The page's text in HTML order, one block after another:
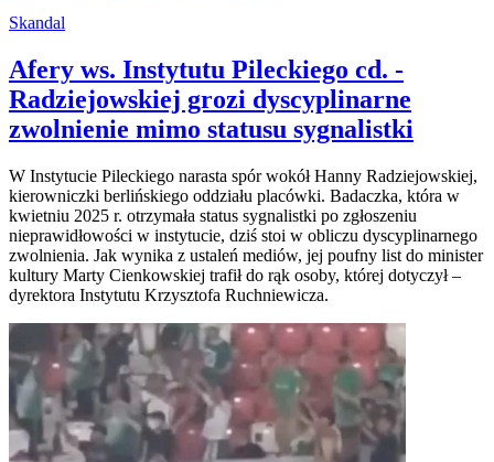
Skandal
Afery ws. Instytutu Pileckiego cd. -
Radziejowskiej grozi dyscyplinarne
zwolnienie mimo statusu sygnalistki
W Instytucie Pileckiego narasta spór wokół Hanny Radziejowskiej,
kierowniczki berlińskiego oddziału placówki. Badaczka, która w
kwietniu 2025 r. otrzymała status sygnalistki po zgłoszeniu
nieprawidłowości w instytucie, dziś stoi w obliczu dyscyplinarnego
zwolnienia. Jak wynika z ustaleń mediów, jej poufny list do minister
kultury Marty Cienkowskiej trafił do rąk osoby, której dotyczył –
dyrektora Instytutu Krzysztofa Ruchniewicza.